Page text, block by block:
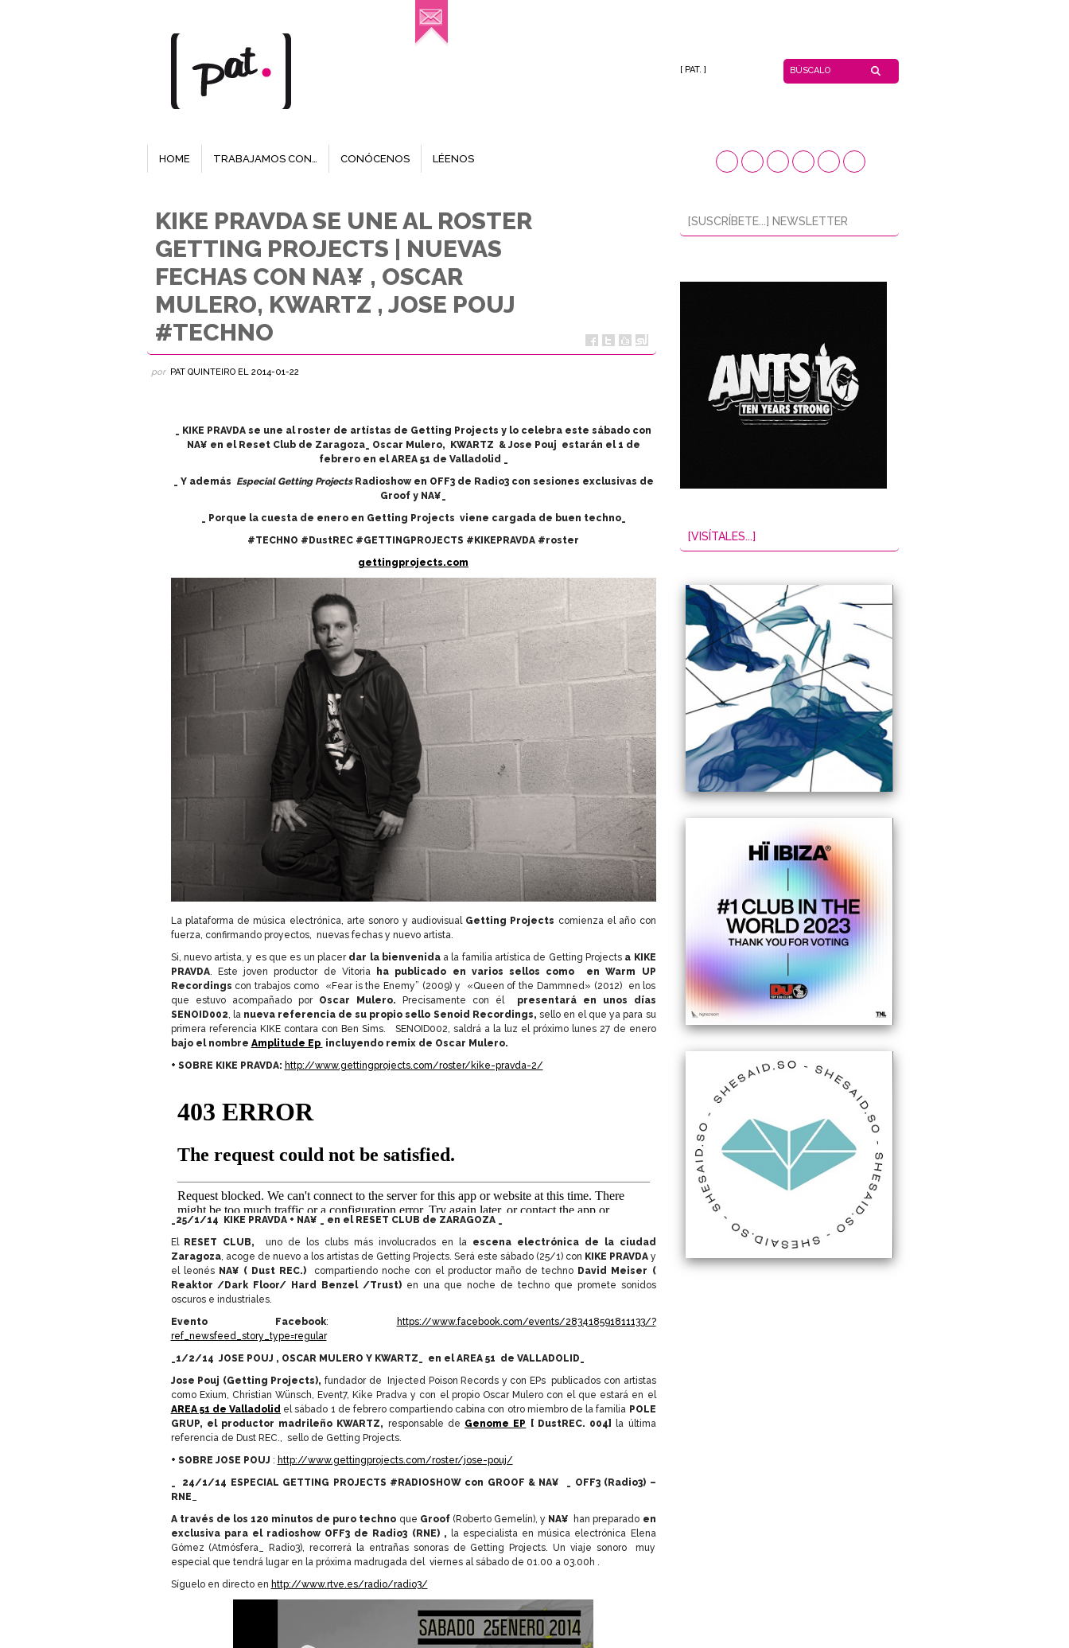
[ PAT. ]
HOME TRABAJAMOS CON… CONÓCENOS LÉENOS
KIKE PRAVDA SE UNE AL ROSTER
GETTING PROJECTS | NUEVAS
FECHAS CON NA¥ , OSCAR
MULERO, KWARTZ , JOSE POUJ
#TECHNO
por PAT QUINTEIROEL 2014-01-22
_ KIKE PRAVDA se une al roster de artístas de Getting Projects y lo celebra este sábado con
NA¥ en el Reset Club de Zaragoza_ Oscar Mulero, KWARTZ & Jose Pouj estarán el 1 de
febrero en el AREA 51 de Valladolid _
_ Y además Especial Getting ProjectsRadioshow en OFF3 de Radio3 con sesiones exclusivas de
Groof y NA¥_
_ Porque la cuesta de enero en Getting Projects viene cargada de buen techno_
#TECHNO #DustREC #GETTINGPROJECTS #KIKEPRAVDA #roster
gettingprojects.com
La plataforma de música electrónica, arte sonoro y audiovisual Getting Projects comienza el año con
fuerza, confirmando proyectos, nuevas fechas y nuevo artista.
Si, nuevo artista, y es que es un placer dar la bienvenidaa la familia artística de Getting Projects a KIKE
PRAVDA. Este joven productor de Vitoria
ha publicado en varios sellos como en Warm UP
Recordings con trabajos como «Fear is the Enemy” (2009) y «Queen of the Dammned» (2012) en los
que estuvo acompañado por Oscar Mulero. Precisamente con él
presentará en unos días
SENOID002, la nueva referencia de su propio sello Senoid Recordings, sello en el que ya para su
primera referencia KIKE contara con Ben Sims. SENOID002, saldrá a la luz el próximo lunes 27 de enero
bajo el nombre Amplitude Ep incluyendo remix de Oscar Mulero.
+ SOBRE KIKE PRAVDA: http://www.gettingprojects.com/roster/kike-pravda-2/
_25/1/14 KIKE PRAVDA + NA¥ _ en el RESET CLUB de ZARAGOZA _
El RESET CLUB,uno de los clubs más involucrados en la escena electrónica de la ciudad
Zaragoza, acoge de nuevo a los artistas de Getting Projects. Será este sábado (25/1) con KIKE PRAVDA y
el leonésNA¥ ( Dust REC.) compartiendo noche con el productor maño de techno David Meiser (
Reaktor /Dark Floor/ Hard Benzel /Trust)en una que noche de techno que promete sonidos
oscuros e industriales.
Evento Facebook:
https://www.facebook.com/events/283418591811133/?
ref_newsfeed_story_type=regular
_1/2/14 JOSE POUJ , OSCAR MULERO Y KWARTZ_ en el AREA 51 de VALLADOLID_
Jose Pouj (Getting Projects), fundador de Injected Poison Records y con EPs publicados con artistas
como Exium, Christian Wünsch, Event7, Kike Pradva y con el propio Oscar Mulero con el que estará en el
AREA 51 de Valladolid el sábado 1 de febrero compartiendo cabina con otro miembro de la familia POLE
GRUP, el productor madrileño KWARTZ, responsable de Genome EP [ DustREC. 004] la última
referencia de Dust REC., sello de Getting Projects.
+ SOBRE JOSE POUJ : http://www.gettingprojects.com/roster/jose-pouj/
_ 24/1/14 ESPECIAL GETTING PROJECTS #RADIOSHOW con GROOF & NA¥ _ OFF3 (Radio3) –
RNE
A través de los 120 minutos de puro techno que Groof (Roberto Gemelín), y NA¥ han preparado en
exclusiva para el radioshow OFF3 de Radio3 (RNE) , la especialista en música electrónica Elena
Gómez (Atmósfera_ Radio3), recorrerá la entrañas sonoras de Getting Projects. Un viaje sonoro muy
especial que tendrá lugar en la próxima madrugada del viernes al sábado de 01.00 a 03.00h .
Síguelo en directo en http://www.rtve.es/radio/radio3/
[SUSCRÍBETE...] NEWSLETTER
[VISÍTALES...]